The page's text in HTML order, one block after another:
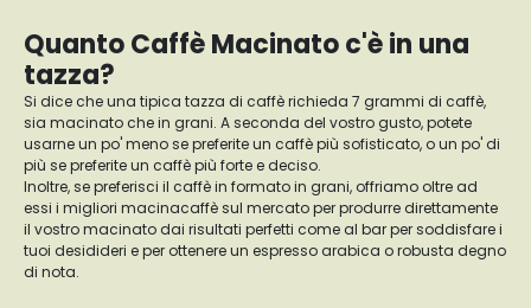
Quanto Caffè Macinato c'è in una
tazza?
Si dice che una tipica tazza di caffè richieda 7 grammi di caffè,
sia macinato che in grani. A seconda del vostro gusto, potete
usarne un po' meno se preferite un caffè più sofisticato, o un po' di
più se preferite un caffè più forte e deciso.
Inoltre, se preferisci il caffè in formato in grani, offriamo oltre ad
essi i migliori macinacaffè sul mercato per produrre direttamente
il vostro macinato dai risultati perfetti come al bar per soddisfare i
tuoi desidideri e per ottenere un espresso arabica o robusta degno
di nota.